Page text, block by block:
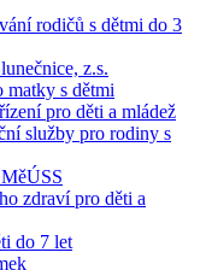
rodičů s dětmi do 3
z.s.
s dětmi
pro děti a mládež
služby pro rodiny s
zdraví pro děti a
do 7 let